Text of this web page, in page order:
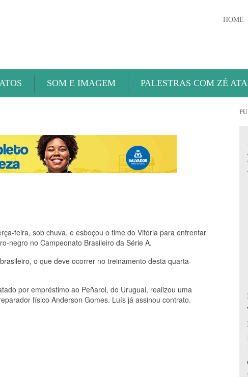
HOME
SOM E IMAGEM PALESTRAS COM ZÉ
feira, sob chuva, e esboçou o time do Vitória para enfrentar
negro no Campeonato Brasileiro da Série A.
o que deve ocorrer no treinamento desta quarta-
por empréstimo ao Peñarol, do Uruguai, realizou uma
físico Anderson Gomes. Luís já assinou contrato.